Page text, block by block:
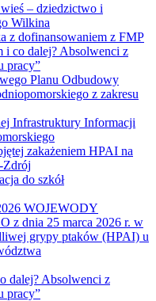
– dziedzictwo i
Wilkina
z dofinansowaniem z FMP
i co dalej? Absolwenci z
pracy”
Planu Odbudowy
z zakresu
Infrastruktury Informacji
zakażeniem HPAI na
Zdrój
do szkół
WOJEWODY
z dnia 25 marca 2026 r. w
grypy ptaków (HPAI) u
dalej? Absolwenci z
pracy”